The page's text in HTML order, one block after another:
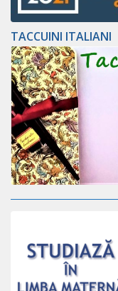
TACCUINI ITALIANI